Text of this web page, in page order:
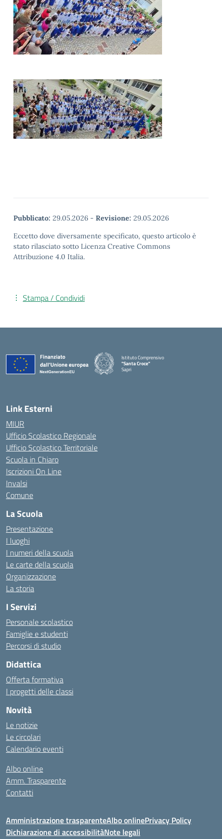
Pubblicato: 29.05.2026 - Revisione: 29.05.2026
Eccetto dove diversamente specificato, questo articolo è
stato rilasciato sotto Licenza Creative Commons
Attribuzione 4.0 Italia.
Stampa / Condividi
Istituto Comprensivo
"Santa Croce"
Sapri
— Visita la pagina iniziale della scuola
Link Esterni
MIUR
Ufficio Scolastico Regionale
Ufficio Scolastico Territoriale
Scuola in Chiaro
Iscrizioni On Line
Invalsi
Comune
La Scuola
Presentazione
I luoghi
I numeri della scuola
Le carte della scuola
Organizzazione
La storia
I Servizi
Personale scolastico
Famiglie e studenti
Percorsi di studio
Didattica
Offerta formativa
I progetti delle classi
Novità
Le notizie
Le circolari
Calendario eventi
Albo online
Amm. Trasparente
Contatti
Amministrazione trasparenteAlbo onlinePrivacy Policy
Dichiarazione di accessibilitàNote legali